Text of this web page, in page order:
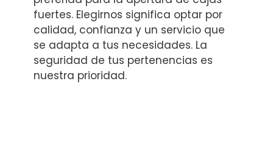
fuertes. Elegirnos significa optar por
calidad, confianza y un servicio que
se adapta a tus necesidades. La
seguridad de tus pertenencias es
nuestra prioridad.